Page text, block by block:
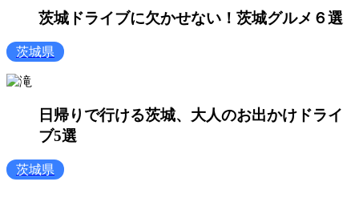
茨城ドライブに欠かせない！茨城グルメ６選
茨城県
日帰りで行ける茨城、大人のお出かけドライ
ブ5選
茨城県